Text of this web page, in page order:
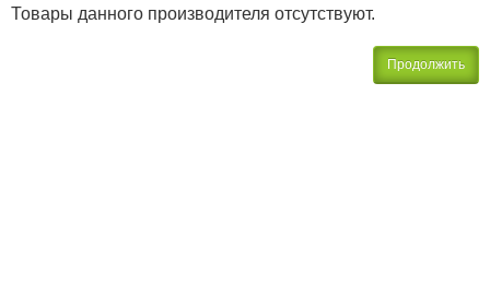
Товары данного производителя отсутствуют.
Продолжить